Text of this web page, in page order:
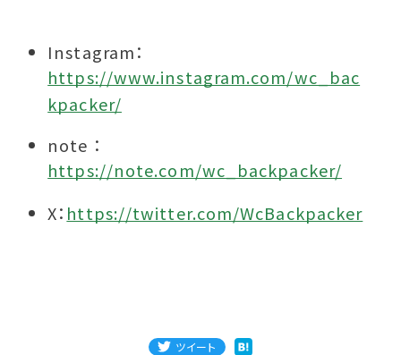
Instagram：
https://www.instagram.com/wc_bac
kpacker/
note ：
https://note.com/wc_backpacker/
X： https://twitter.com/WcBackpacker
ツイート